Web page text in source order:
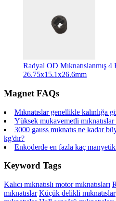
Radyal OD Mıknatıslanmış
26.75x15.1x26.6mm
Magnet FAQs
Mıknatıslar genellikle kalınlığa
Yüksek mukavemetli mıknatıslar
3000 gauss mıknatıs ne kadar
kg'dır?
Enkoderde en fazla kaç
Keyword Tags
Kalıcı mıknatıslı motor mıknatısları
mıknatıslar Küçük delikli mıknatıslar